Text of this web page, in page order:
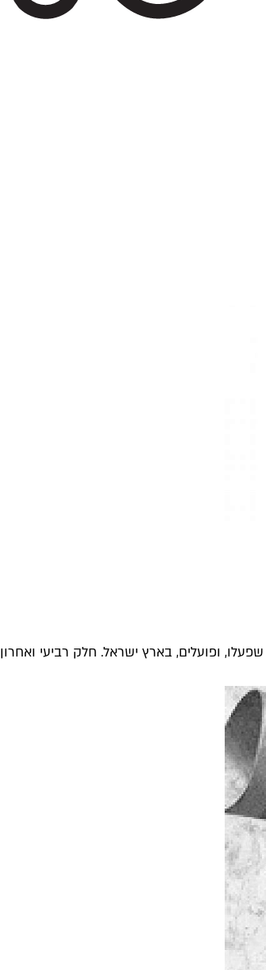
ופועלים, בארץ ישראל. חלק רביעי ואחרון